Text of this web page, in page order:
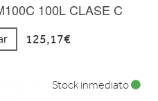
100L CLASE C
125,17€
Stock inmediato